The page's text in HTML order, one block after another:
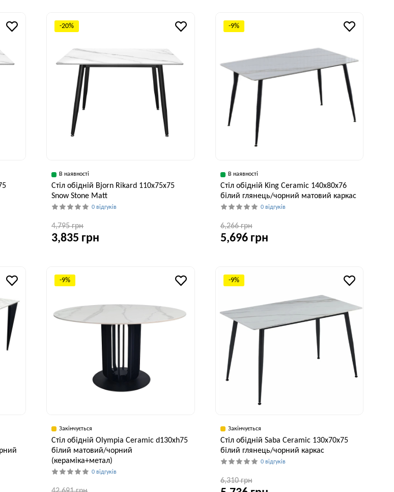
см 90 см 76 см 75 см 75 см
см
-20%
В наявності
Стіл обідній Bjorn Rikard 110х75х75
Snow Stone Matt
0 відгуків
4,795 грн
3,835 грн
75 см 75 см
-9%
В наявності
Стіл обідній King Ceramic 140x80x76
білий глянець/чорний матовий каркас
0 відгуків
6,266 грн
5,696 грн
80 см 76 см
-9%
Закінчується
Стіл обідній Olympia Ceramic d130xh75
білий матовий/чорний
(кераміка+метал)
0 відгуків
-9%
Закінчується
Стіл обідній Saba Ceramic 130x70x75
білий глянець/чорний каркас
0 відгуків
6,310 грн